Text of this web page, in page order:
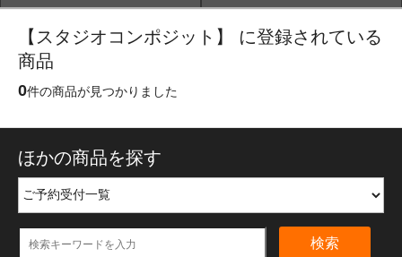
【スタジオコンポジット】 に登録されている
商品
0件の商品が見つかりました
ほかの商品を探す
検索